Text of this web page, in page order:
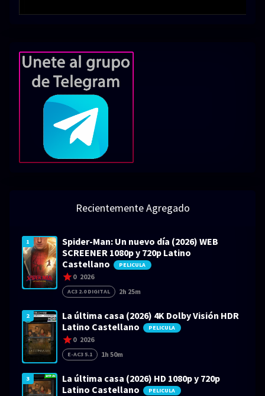
Recientemente Agregado
1
Spider-Man: Un nuevo día (2026) WEB
SCREENER 1080p y 720p Latino
Castellano
PELICULA
0 2026
AC3 2.0 DIGITAL 2h 25m
2
La última casa (2026) 4K Dolby Visión HDR
Latino Castellano
PELICULA
0 2026
E-AC3 5.1 1h 50m
3
La última casa (2026) HD 1080p y 720p
Latino Castellano
PELICULA